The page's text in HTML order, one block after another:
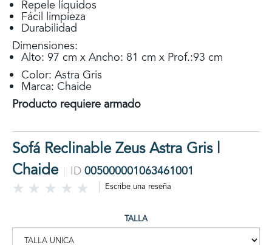
Repele líquidos
Fácil limpieza
Durabilidad
Dimensiones:
Alto: 97 cm x Ancho: 81 cm x Prof.:93 cm
Color: Astra Gris
Marca: Chaide
Producto requiere armado
Sofá Reclinable Zeus Astra Gris |
Chaide
ID 005000001063461001
Escribe una reseña
TALLA